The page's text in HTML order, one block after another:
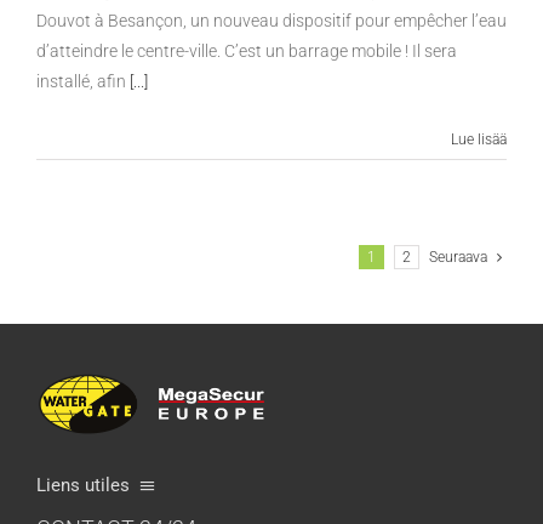
Douvot à Besançon, un nouveau dispositif pour empêcher l’eau
d’atteindre le centre-ville. C’est un barrage mobile ! Il sera
installé, afin [...]
Lue lisää
1 2 Seuraava
Liens utiles